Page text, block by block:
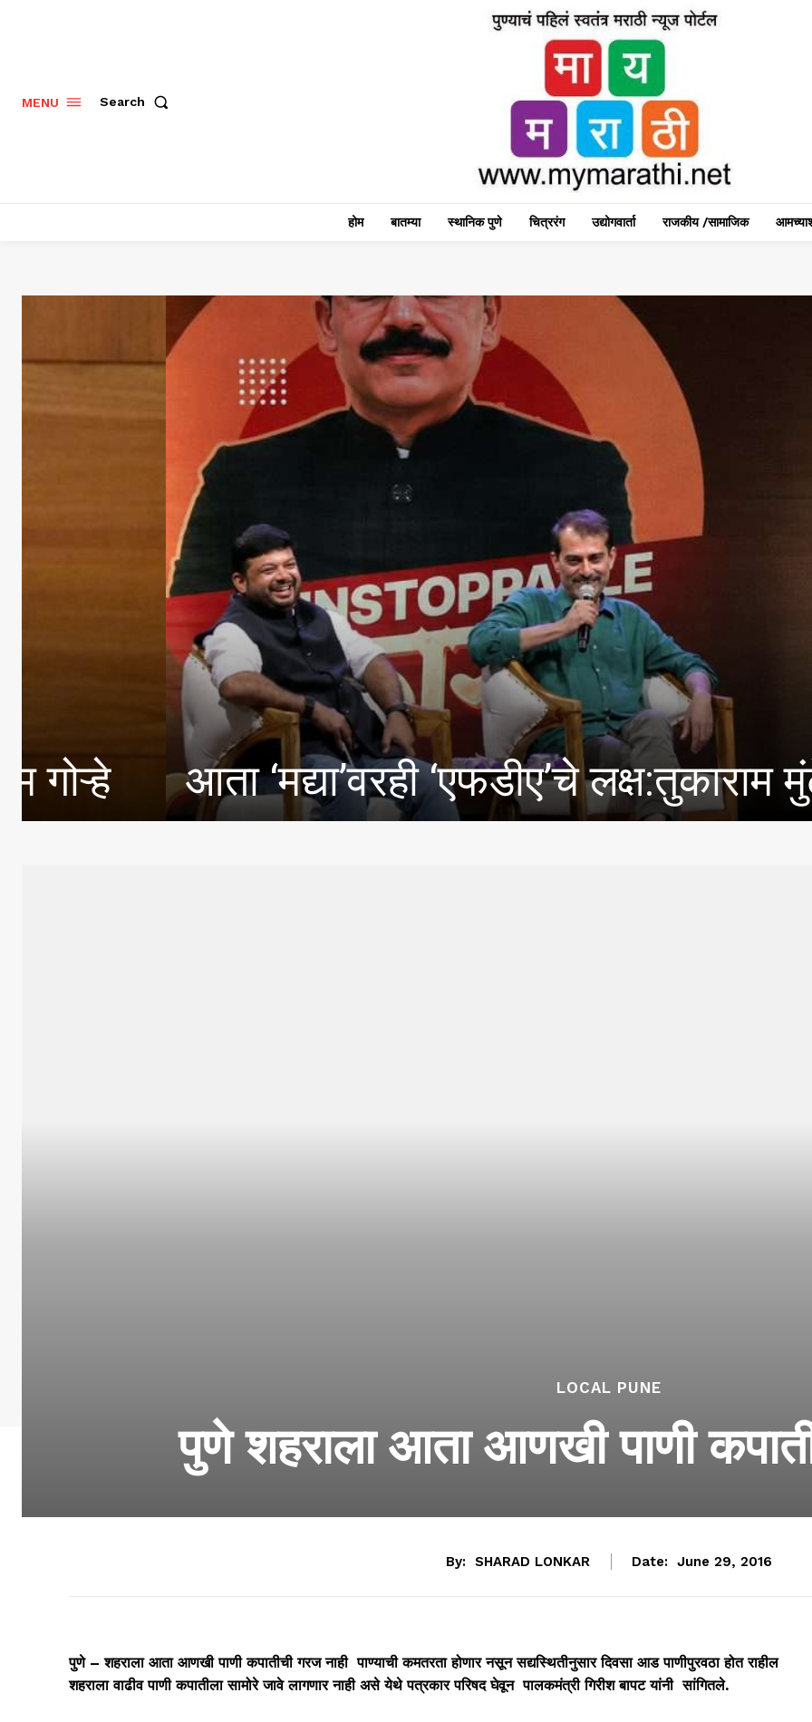
MENU Search
होम बातम्या स्थानिक पुणे चित्ररंग उद्योगवार्ता राजकीय /सामाजिक
आता ‘मद्या’वरही ‘एफडीए’चे लक्ष:तुकाराम मुंढे यांचा
LOCAL PUNE
पुणे शहराला आता आणखी पाणी
By: SHARAD LONKAR Date: June 29, 2016
पुणे – शहराला आता आणखी पाणी कपातीची गरज नाही पाण्याची कमतरता होणार नसून सद्यस्थितीनुसार दिवसा आड पाणीपुरवठा होत राहील
शहराला वाढीव पाणी कपातीला सामोरे जावे लागणार नाही असे येथे पत्रकार परिषद घेवूनपालकमंत्री गिरीश बापट यांनी सांगितले.